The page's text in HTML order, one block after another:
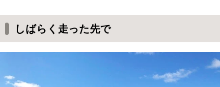
しばらく走った先で